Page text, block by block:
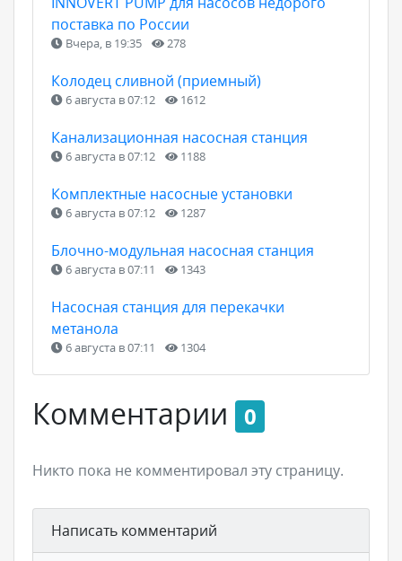
поставка по России
Вчера, в 19:35 278
Колодец сливной (приемный)
6 августа в 07:12 1612
Канализационная насосная станция
6 августа в 07:12 1188
Комплектные насосные установки
6 августа в 07:12 1287
Блочно-модульная насосная станция
6 августа в 07:11 1343
Насосная станция для перекачки
метанола
6 августа в 07:11 1304
Комментарии 0
Никто пока не комментировал эту страницу.
Написать комментарий